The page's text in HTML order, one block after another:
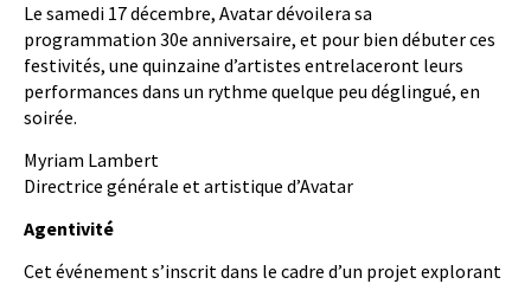
Le samedi 17 décembre, Avatar dévoilera sa
programmation 30e anniversaire, et pour bien débuter ces
festivités, une quinzaine d’artistes entrelaceront leurs
performances dans un rythme quelque peu déglingué, en
soirée.
Myriam Lambert
Directrice générale et artistique d’Avatar
Agentivité
Cet événement s’inscrit dans le cadre d’un projet explorant